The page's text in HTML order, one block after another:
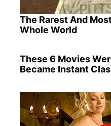
The Rarest And
Whole World
These 6 Movies
Became Instant